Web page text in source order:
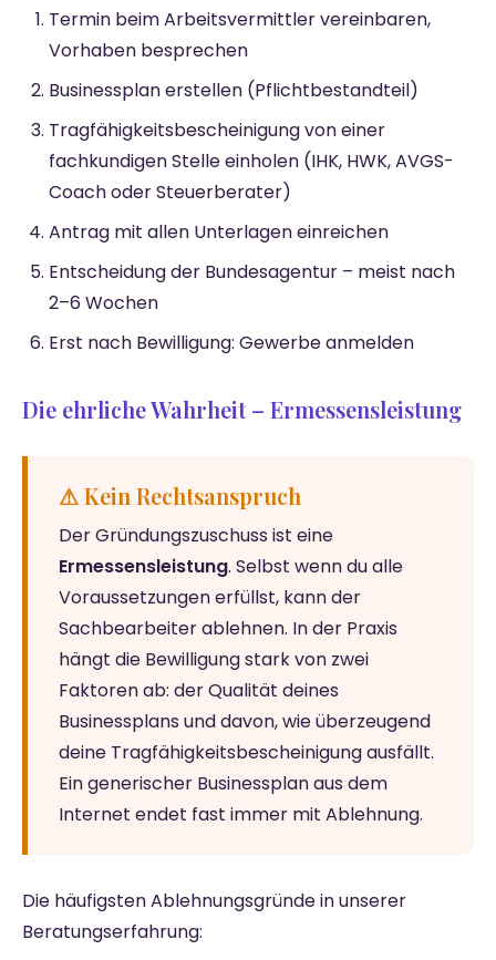
Termin beim Arbeitsvermittler vereinbaren,
Vorhaben besprechen
Businessplan erstellen (Pflichtbestandteil)
Tragfähigkeitsbescheinigung von einer
fachkundigen Stelle einholen (IHK, HWK, AVGS-
Coach oder Steuerberater)
Antrag mit allen Unterlagen einreichen
Entscheidung der Bundesagentur – meist nach
2–6 Wochen
Erst nach Bewilligung: Gewerbe anmelden
Die ehrliche Wahrheit – Ermessensleistung
⚠ Kein Rechtsanspruch
Der Gründungszuschuss ist eine
Ermessensleistung. Selbst wenn du alle
Voraussetzungen erfüllst, kann der
Sachbearbeiter ablehnen. In der Praxis
hängt die Bewilligung stark von zwei
Faktoren ab: der Qualität deines
Businessplans und davon, wie überzeugend
deine Tragfähigkeitsbescheinigung ausfällt.
Ein generischer Businessplan aus dem
Internet endet fast immer mit Ablehnung.
Die häufigsten Ablehnungsgründe in unserer
Beratungserfahrung: